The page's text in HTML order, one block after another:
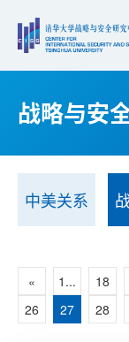
战略与安
中美关系
« 1... 18
26
27 28